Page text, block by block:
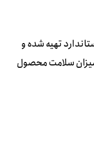
تهیه شده و
میزان سلامت محصول